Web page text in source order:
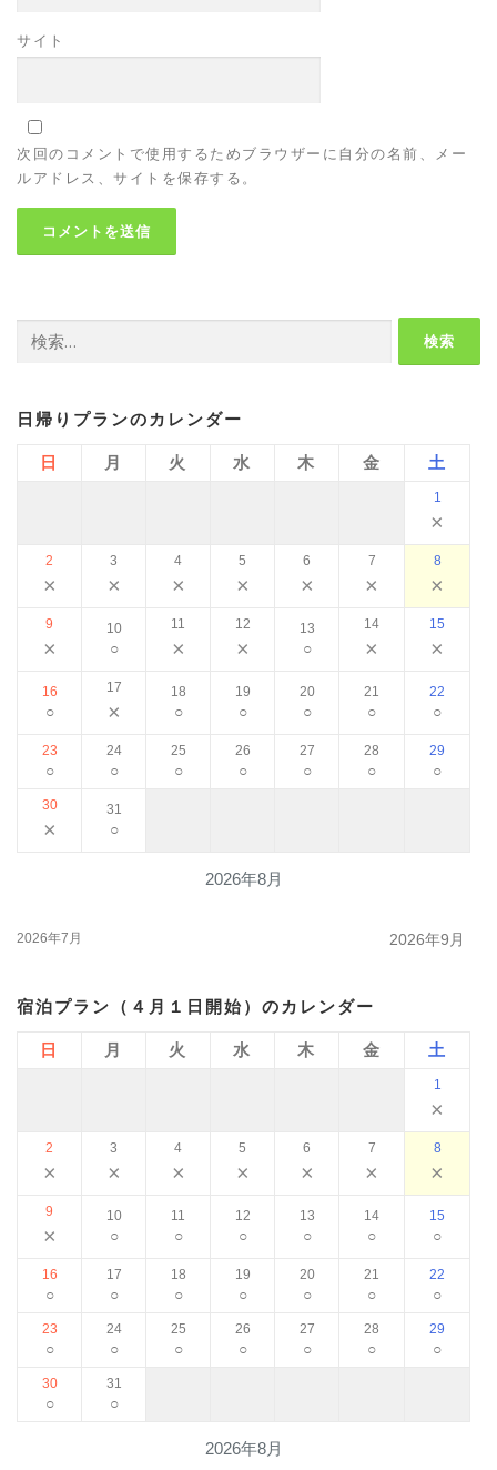
サイト
次回のコメントで使用するためブラウザーに自分の名前、メー
ルアドレス、サイトを保存する。
索:
日帰りプランのカレンダー
2026年8月
日 月 火 水 木 金 土
1
×
2
×
3
×
4
×
5
×
6
×
7
×
8
×
9
×
10
○
11
×
12
×
13
○
14
×
15
×
16
○
17
×
18
○
19
○
20
○
21
○
22
○
23
○
24
○
25
○
26
○
27
○
28
○
29
○
30
×
31
○
2026年7月 2026年9月
宿泊プラン（４月１日開始）のカレンダー
2026年8月
日 月 火 水 木 金 土
1
×
2
×
3
×
4
×
5
×
6
×
7
×
8
×
9
×
10
○
11
○
12
○
13
○
14
○
15
○
16
○
17
○
18
○
19
○
20
○
21
○
22
○
23
○
24
○
25
○
26
○
27
○
28
○
29
○
30
○
31
○